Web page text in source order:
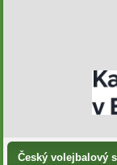
Český volejbalový